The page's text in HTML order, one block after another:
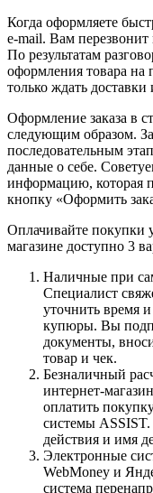
Когда оформляете
e-mail. Вам перезвонит
По результатам
оформления товара на
только ждать
Оформление заказа в
следующим образом.
последовательным
данные о себе.
информацию, которая
кнопку «Оформить
Оплачивайте покупки
магазине доступно 3
Наличные при
Специалист
уточнить время
купюры. Вы
документы,
товар и чек.
Безналичный
интернет-
оплатить
системы
действия и имя
Электронные
WebMoney и
система